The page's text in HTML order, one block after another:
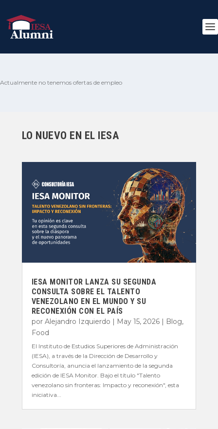
Actualmente no tenemos ofertas de empleo
LO NUEVO EN EL IESA
IESA MONITOR LANZA SU SEGUNDA
CONSULTA SOBRE EL TALENTO
VENEZOLANO EN EL MUNDO Y SU
RECONEXIÓN CON EL PAÍS
por Alejandro Izquierdo | May 15, 2026| Blog,
Food
El Instituto de Estudios Superiores de Administración
(IESA), a través de la Dirección de Desarrollo y
Consultoría, anuncia el lanzamiento de la segunda
edición de IESA Monitor. Bajo el título "Talento
venezolano sin fronteras: Impacto y reconexión", esta
iniciativa...